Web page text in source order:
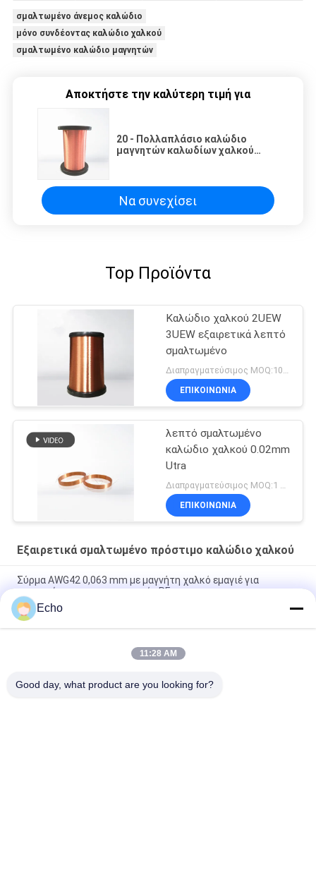
σμαλτωμένο άνεμος καλώδιο
μόνο συνδέοντας καλώδιο χαλκού
σμαλτωμένο καλώδιο μαγνητών
Αποκτήστε την καλύτερη τιμή για
20 - Πολλαπλάσιο καλώδιο
μαγνητών καλωδίων χαλκού
υπολογιστή/το τηλέφωνο
Να συνεχίσει
Top Προϊόντα
Καλώδιο χαλκού 2UEW
3UEW εξαιρετικά λεπτό
σμαλτωμένο
Διαπραγματεύσιμος MOQ:10 χιλιόγραμμο/χιλιόγραμμα
ΕΠΙΚΟΙΝΩΝΙΑ
λεπτό σμαλτωμένο
καλώδιο χαλκού 0.02mm
Utra
ΕΠΙΚΟΙΝΩΝΙΑ
Εξαιρετικά σμαλτωμένο πρόστιμο καλώδιο χαλκού
Σύρμα AWG42 0,063 mm με μαγνήτη χαλκό εμαγιέ για
μινιατούρες μετασχηματιστές RF
Πολυουρεθάνη 0,06mm 155°C/180°C Εμαγιέ στρογγυλό σύρμα
χαλκού για στερεό μονωμένο χαλκό υψηλής καθαρότητας
Σύρμα μαγνήτη χαλκού 0,032 mm για αισθητήρες ρεύματος
Echo
11:28 AM
Good day, what product are you looking for?